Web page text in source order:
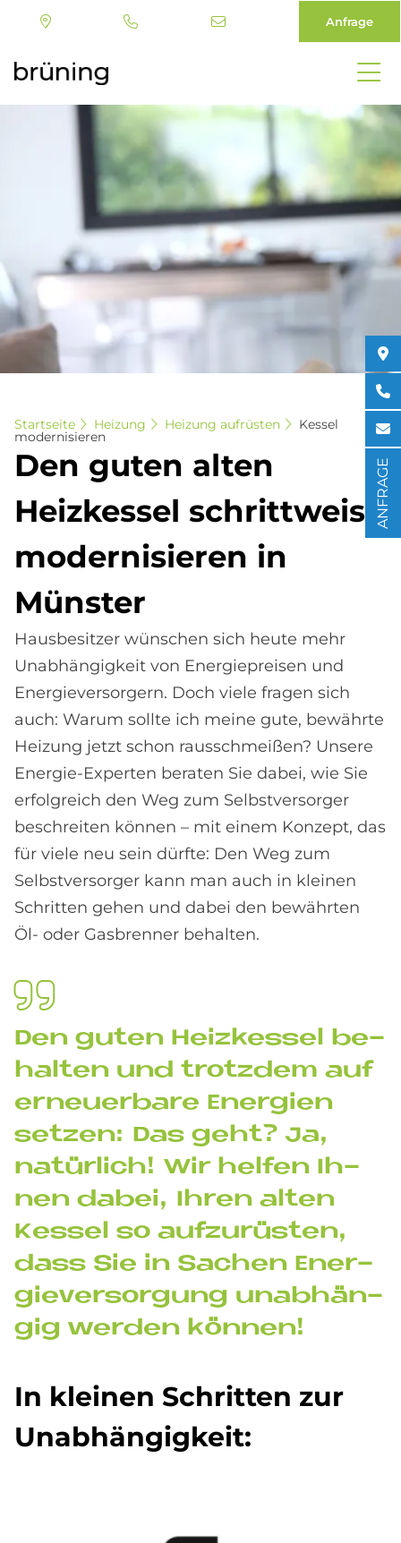
Anfrage
Startseite Heizung Heizung aufrüsten Kessel
modernisieren
Den gu­ten al­ten
Heiz­kes­sel schritt­wei­se
mo­der­ni­sie­ren in
Mün­ster
Hausbesitzer wünschen sich heute mehr
Unabhängigkeit von Energiepreisen und
Energieversorgern. Doch viele fragen sich
auch: Warum sollte ich meine gute, bewährte
Heizung jetzt schon rausschmeißen? Unsere
Energie-Experten beraten Sie dabei, wie Sie
erfolgreich den Weg zum Selbstversorger
beschreiten können – mit einem Konzept, das
für viele neu sein dürfte: Den Weg zum
Selbstversorger kann man auch in kleinen
Schritten gehen und dabei den bewährten
Öl- oder Gasbrenner behalten.
Den gu­ten Heiz­kes­sel be­
hal­ten und trotz­dem auf
er­neu­er­ba­re En­er­gi­en
set­zen: Das geht? Ja,
na­tür­lich! Wir hel­fen Ih­
nen da­bei, Ih­ren al­ten
Kes­sel so auf­zu­rü­sten,
dass Sie in Sa­chen En­er­
gie­ver­sor­gung un­ab­hän­
gig wer­den kön­nen!
In klei­nen Schrit­ten zur
Un­ab­hän­gig­keit:
ANFRAGE